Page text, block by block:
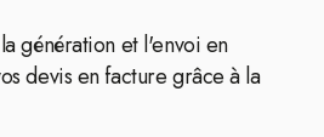
génération et l'envoi en
devis en facture grâce à la